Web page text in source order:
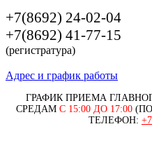
+7(8692) 24-02-04
+7(8692) 41-77-15
(регистратура)
Адрес и график работы
ГРАФИК ПРИЕМА
СРЕДАМ С 15:00 ДО 17:00(ПО
ТЕЛЕФОН: